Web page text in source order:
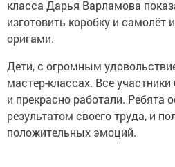
класса Дарья Варламова
изготовить коробку и самолёт
оригами.
Дети, с огромным
мастер-классах. Все
и прекрасно работали. Ребята
результатом своего труда, и
положительных эмоций.